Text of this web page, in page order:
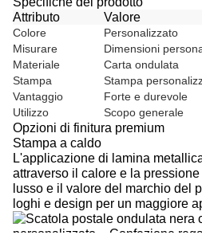
Attributo
Valore
Colore
Personalizzato
Misurare
Dimensioni
Materiale
Carta ondulata
Stampa
Stampa
Vantaggio
Forte e durevole
Utilizzo
Scopo generale
Opzioni di finitura premium
Stampa a caldo
L'applicazione di lamina
attraverso il calore e la
lusso e il valore del marchio del
loghi e design per un maggiore